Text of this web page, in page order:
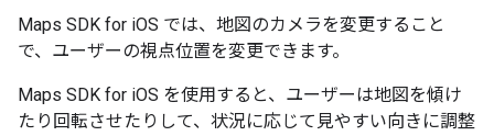
Maps SDK for iOS では、地図のカメラを変更すること
で、ユーザーの視点位置を変更できます。
Maps SDK for iOS を使用すると、ユーザーは地図を傾け
たり回転させたりして、状況に応じて見やすい向きに調整